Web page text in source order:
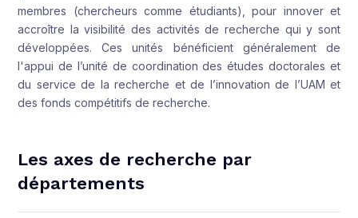
membres (chercheurs comme étudiants), pour innover et
accroître la visibilité des activités de recherche qui y sont
développées. Ces unités bénéficient généralement de
l'appui de l’unité de coordination des études doctorales et
du service de la recherche et de l’innovation de l’UAM et
des fonds compétitifs de recherche.
Les axes de recherche par
départements